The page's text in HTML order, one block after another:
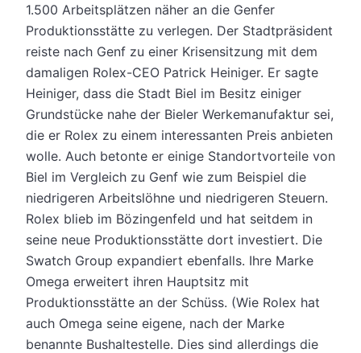
1.500 Arbeitsplätzen näher an die Genfer
Produktionsstätte zu verlegen. Der Stadtpräsident
reiste nach Genf zu einer Krisensitzung mit dem
damaligen Rolex-CEO Patrick Heiniger. Er sagte
Heiniger, dass die Stadt Biel im Besitz einiger
Grundstücke nahe der Bieler Werkemanufaktur sei,
die er Rolex zu einem interessanten Preis anbieten
wolle. Auch betonte er einige Standortvorteile von
Biel im Vergleich zu Genf wie zum Beispiel die
niedrigeren Arbeitslöhne und niedrigeren Steuern.
Rolex blieb im Bözingenfeld und hat seitdem in
seine neue Produktionsstätte dort investiert. Die
Swatch Group expandiert ebenfalls. Ihre Marke
Omega erweitert ihren Hauptsitz mit
Produktionsstätte an der Schüss. (Wie Rolex hat
auch Omega seine eigene, nach der Marke
benannte Bushaltestelle. Dies sind allerdings die